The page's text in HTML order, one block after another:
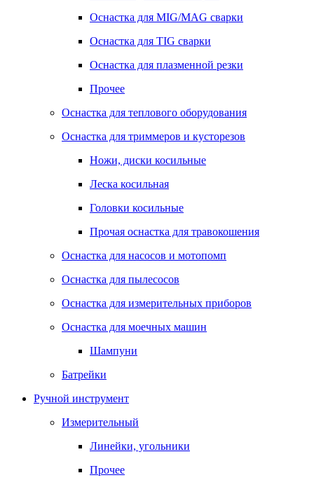
Оснастка для MIG/MAG сварки
Оснастка для TIG сварки
Оснастка для плазменной резки
Прочее
Оснастка для теплового оборудования
Оснастка для триммеров и кусторезов
Ножи, диски косильные
Леска косильная
Головки косильные
Прочая оснастка для травокошения
Оснастка для насосов и мотопомп
Оснастка для пылесосов
Оснастка для измерительных приборов
Оснастка для моечных машин
Шампуни
Батрейки
Ручной инструмент
Измерительный
Линейки, угольники
Прочее